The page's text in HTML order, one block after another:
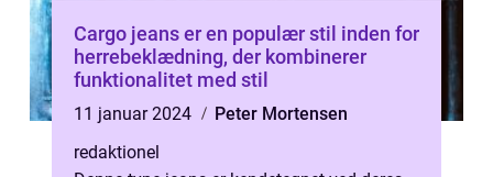
Cargo jeans er en populær stil inden for
herrebeklædning, der kombinerer
funktionalitet med stil
11 januar 2024
Peter Mortensen
redaktionel